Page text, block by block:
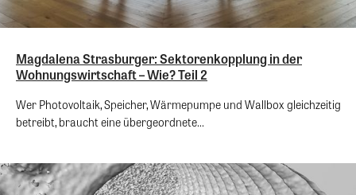
Magdalena Strasburger: Sektorenkopplung in der
Wohnungswirtschaft – Wie? Teil 2
Wer Photovoltaik, Speicher, Wärmepumpe und Wallbox gleichzeitig
betreibt, braucht eine übergeordnete...